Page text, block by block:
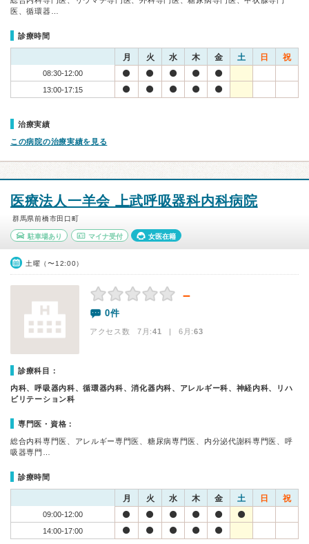
医、循環器…
診療時間
月 火 水 木 金 土 日 祝
08:30-12:00
13:00-17:15
治療実績
この病院の治療実績を見る
医療法人一羊会 上武呼吸器科内科病院
群馬県前橋市田口町
駐車場あり マイナ受付 女医在籍
土曜（〜12:00）
－
0件
アクセス数 7月:41 | 6月:63
診療科目：
内科、呼吸器内科、循環器内科、消化器内科、アレルギー科、神経内科、リハ
ビリテーション科
専門医・資格：
総合内科専門医、アレルギー専門医、糖尿病専門医、内分泌代謝科専門医、呼
吸器専門…
診療時間
月 火 水 木 金 土 日 祝
09:00-12:00
14:00-17:00